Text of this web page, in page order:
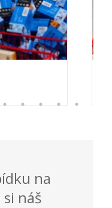
na
náš